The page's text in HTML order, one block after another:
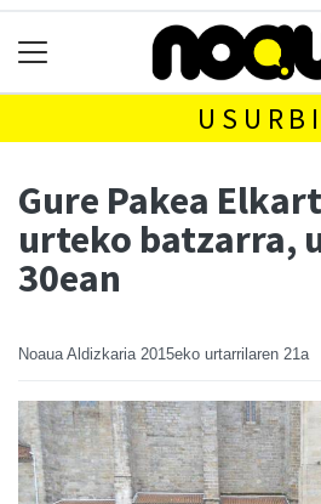
Gure Pakea
urteko batzarra,
30ean
Noaua Aldizkaria 2015eko urtarrilaren 21a